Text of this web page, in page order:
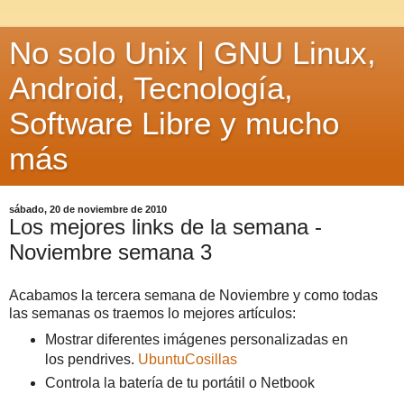
No solo Unix | GNU Linux,
Android, Tecnología,
Software Libre y mucho
más
sábado, 20 de noviembre de 2010
Los mejores links de la semana -
Noviembre semana 3
Acabamos la tercera semana de Noviembre y como todas
las semanas os traemos lo mejores artículos:
Mostrar diferentes imágenes personalizadas en
los pendrives. UbuntuCosillas
Controla la batería de tu portátil o Netbook